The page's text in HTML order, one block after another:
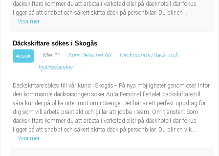
däckskiftare kommer du att arbeta i verkstad eller på däckhotell där fokus
ligger på att snabbt och säkert skifta däck på personbilar. Du blir en ...
Visa mer
Däckskiftare sökes i Skogås
Ansök Mar 12 Aura Personal AB
Däckmontör/Däck- och
hjulmekaniker
Däckskiftare sökes till vår kund i Skogås– Få nya möjligheter genom oss! Inför
den kommande däcksäsongen söker Aura Personal flertalet däckskiftare till
våra kunder på olika orter runt om i Sverige. Det här är ett perfekt uppdrag för
dig som vill arbeta praktiskt och gillar att jobba i team. Om tjänsten: Som
däckskiftare kommer du att arbeta i verkstad eller på däckhotell där fokus
ligger på att snabbt och säkert skifta däck på personbilar. Du blir en vik...
Visa mer